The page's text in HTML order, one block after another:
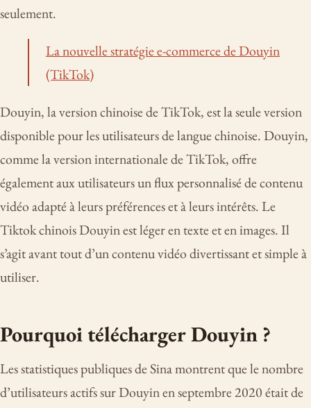
seulement.
La nouvelle stratégie e-commerce de Douyin
(TikTok)
Douyin, la version chinoise de TikTok, est la seule version
disponible pour les utilisateurs de langue chinoise. Douyin,
comme la version internationale de TikTok, offre
également aux utilisateurs un flux personnalisé de contenu
vidéo adapté à leurs préférences et à leurs intérêts. Le
Tiktok chinois Douyin est léger en texte et en images. Il
s’agit avant tout d’un contenu vidéo divertissant et simple à
utiliser.
Pourquoi télécharger Douyin ?
Les statistiques publiques de Sina montrent que le nombre
d’utilisateurs actifs sur Douyin en septembre 2020 était de